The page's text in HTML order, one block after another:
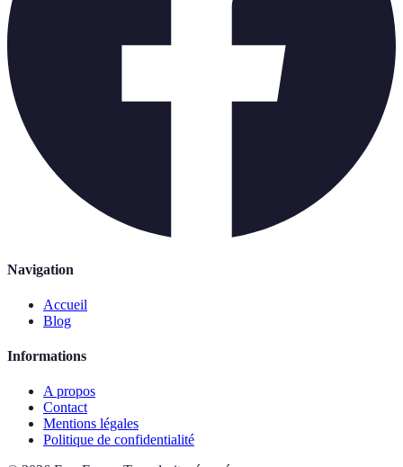
Navigation
Accueil
Blog
Informations
A propos
Contact
Mentions légales
Politique de confidentialité